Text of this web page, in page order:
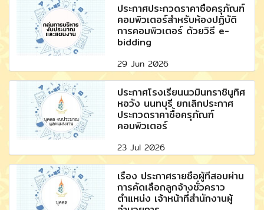
ประกาศประกวดราคาซื้อครุภัณฑ์
คอมพิวเตอร์สำหรับห้องปฏิบัติ
การคอมพิวเตอร์ ด้วยวิธี e-
bidding
29 Jun 2026
ประกาศโรงเรียนนวมินทราชินูทิศ
หอวัง นนทบุรี ยกเลิกประกาศ
ประกวดราคาซื้อครุภัณฑ์
คอมพิวเตอร์
23 Jul 2026
เรื่อง ประกาศรายชื่อผู้ที่สอบผ่าน
การคัดเลือกลูกจ้างชั่วคราว
ตำแหน่ง เจ้าหน้าที่สำนักงานผู้